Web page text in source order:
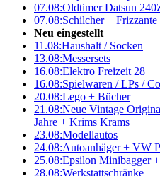
07.08:Oldtimer Datsun
07.08:Schilcher + Frizzante
Neu eingestellt
11.08:Haushalt / Socken
13.08:Messersets
16.08:Elektro Freizeit 28
16.08:Spielwaren / LPs /
20.08:Lego + Bücher
21.08:Neue Vintage
Jahre + Krims Krams
23.08:Modellautos
24.08:Autoanhäger + VW
25.08:Epsilon Minibagger
28.08:Werkstattschränke